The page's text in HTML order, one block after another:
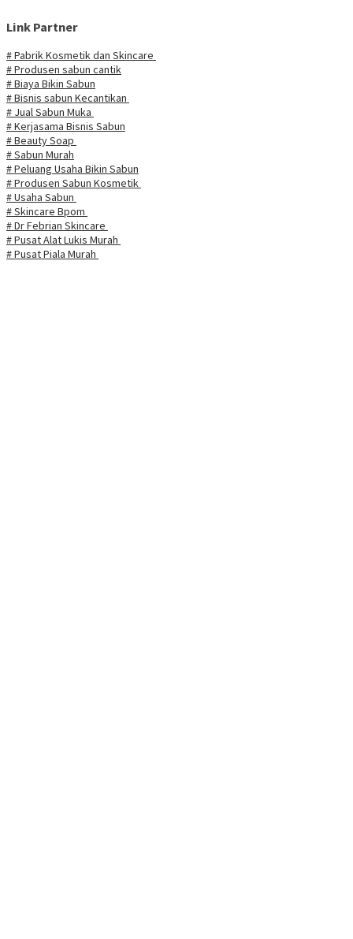
Link Partner
# Pabrik Kosmetik dan Skincare
# Produsen sabun cantik
# Biaya Bikin Sabun
# Bisnis sabun Kecantikan
# Jual Sabun Muka
# Kerjasama Bisnis Sabun
# Beauty Soap
# Sabun Murah
# Peluang Usaha Bikin Sabun
# Produsen Sabun Kosmetik
# Usaha Sabun
# Skincare Bpom
# Dr Febrian Skincare
# Pusat Alat Lukis Murah
# Pusat Piala Murah